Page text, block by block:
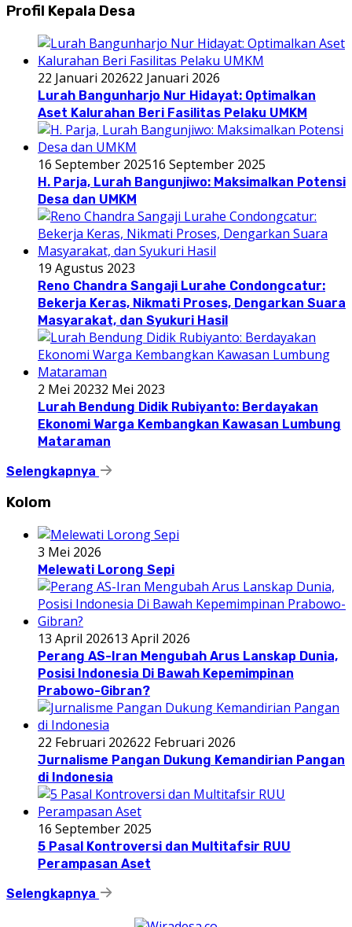
Profil Kepala Desa
22 Januari 202622 Januari 2026
Lurah Bangunharjo Nur Hidayat: Optimalkan
Aset Kalurahan Beri Fasilitas Pelaku UMKM
16 September 202516 September 2025
H. Parja, Lurah Bangunjiwo: Maksimalkan Potensi
Desa dan UMKM
19 Agustus 2023
Reno Chandra Sangaji Lurahe Condongcatur:
Bekerja Keras, Nikmati Proses, Dengarkan Suara
Masyarakat, dan Syukuri Hasil
2 Mei 20232 Mei 2023
Lurah Bendung Didik Rubiyanto: Berdayakan
Ekonomi Warga Kembangkan Kawasan Lumbung
Mataraman
Selengkapnya
Kolom
3 Mei 2026
Melewati Lorong Sepi
13 April 202613 April 2026
Perang AS-Iran Mengubah Arus Lanskap Dunia,
Posisi Indonesia Di Bawah Kepemimpinan
Prabowo-Gibran?
22 Februari 202622 Februari 2026
Jurnalisme Pangan Dukung Kemandirian Pangan
di Indonesia
16 September 2025
5 Pasal Kontroversi dan Multitafsir RUU
Perampasan Aset
Selengkapnya